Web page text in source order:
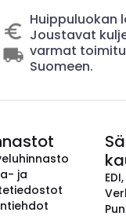
Huippuluokan
Joustavat
varmat
Suomeen.
ja